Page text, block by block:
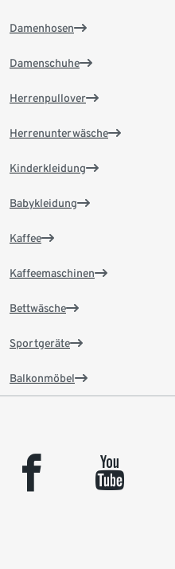
Damenhosen
Damenschuhe
Herrenpullover
Herrenunterwäsche
Kinderkleidung
Babykleidung
Kaffee
Kaffeemaschinen
Bettwäsche
Sportgeräte
Balkonmöbel
facebook youtube